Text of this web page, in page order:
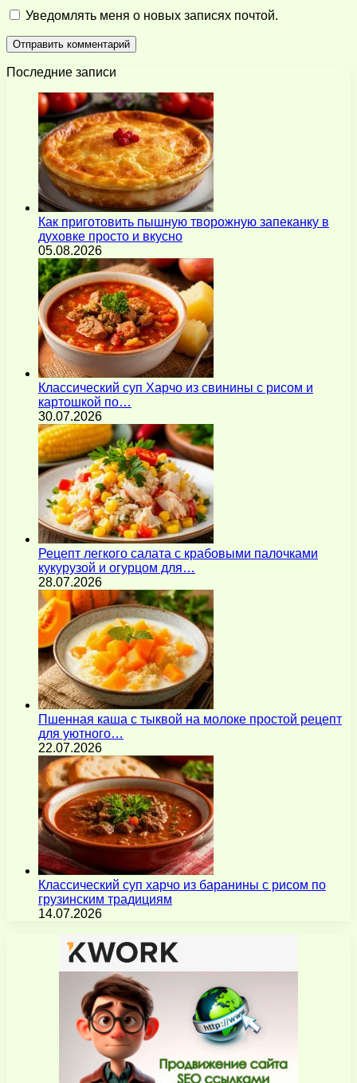
Уведомлять меня о новых записях почтой.
Последние записи
Как приготовить пышную творожную запеканку в
духовке просто и вкусно
05.08.2026
Классический суп Харчо из свинины с рисом и
картошкой по…
30.07.2026
Рецепт легкого салата с крабовыми палочками
кукурузой и огурцом для…
28.07.2026
Пшенная каша с тыквой на молоке простой рецепт
для уютного…
22.07.2026
Классический суп харчо из баранины с рисом по
грузинским традициям
14.07.2026